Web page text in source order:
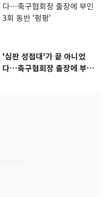
'심판 성접대'가 끝 아니었
다…축구협회장 출장에 부인